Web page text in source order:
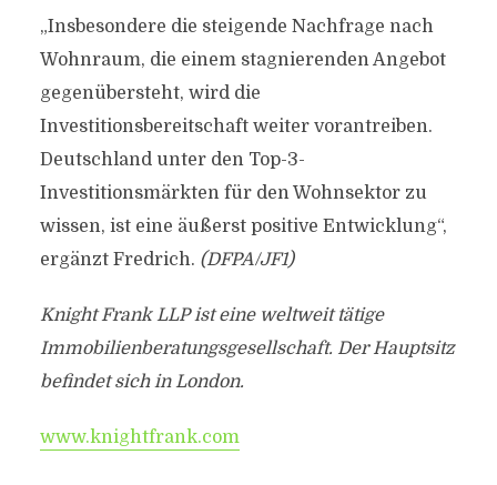
„Insbesondere die steigende Nachfrage nach
Wohnraum, die einem stagnierenden Angebot
gegenübersteht, wird die
Investitionsbereitschaft weiter vorantreiben.
Deutschland unter den Top-3-
Investitionsmärkten für den Wohnsektor zu
wissen, ist eine äußerst positive Entwicklung“,
ergänzt Fredrich. (DFPA/JF1)
Knight Frank LLP ist eine weltweit tätige
Immobilienberatungsgesellschaft. Der Hauptsitz
befindet sich in London.
www.knightfrank.com